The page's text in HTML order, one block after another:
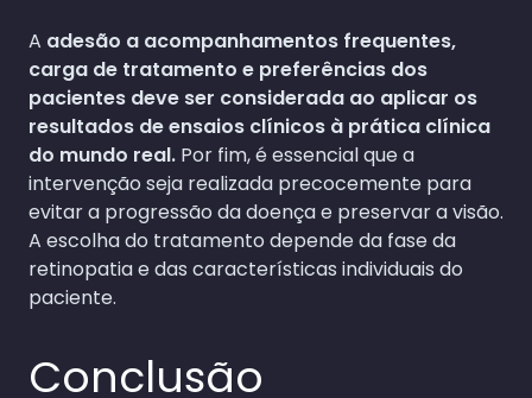
A adesão a acompanhamentos frequentes,
carga de tratamento e preferências dos
pacientes deve ser considerada ao aplicar os
resultados de ensaios clínicos à prática clínica
do mundo real. Por fim, é essencial que a
intervenção seja realizada precocemente para
evitar a progressão da doença e preservar a visão.
A escolha do tratamento depende da fase da
retinopatia e das características individuais do
paciente.
Conclusão